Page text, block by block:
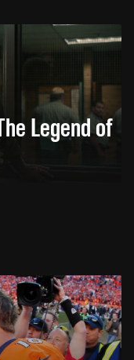
Legend of